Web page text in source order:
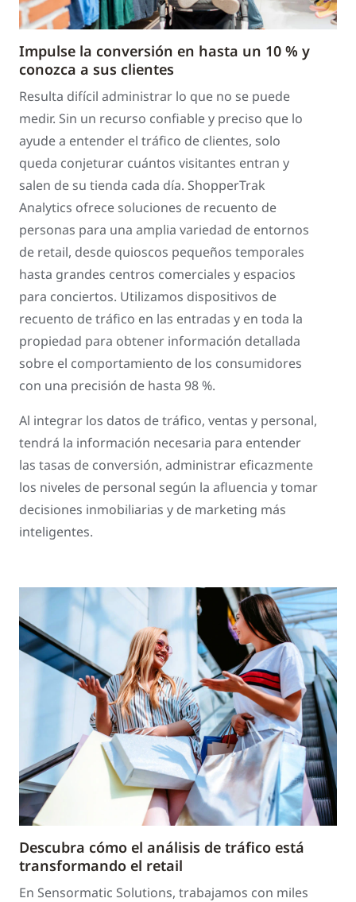
Impulse la conversión en hasta un 10 % y
conozca a sus clientes
Resulta difícil administrar lo que no se puede
medir. Sin un recurso confiable y preciso que lo
ayude a entender el tráfico de clientes, solo
queda conjeturar cuántos visitantes entran y
salen de su tienda cada día. ShopperTrak
Analytics ofrece soluciones de recuento de
personas para una amplia variedad de entornos
de retail, desde quioscos pequeños temporales
hasta grandes centros comerciales y espacios
para conciertos. Utilizamos dispositivos de
recuento de tráfico en las entradas y en toda la
propiedad para obtener información detallada
sobre el comportamiento de los consumidores
con una precisión de hasta 98 %.
Al integrar los datos de tráfico, ventas y personal,
tendrá la información necesaria para entender
las tasas de conversión, administrar eficazmente
los niveles de personal según la afluencia y tomar
decisiones inmobiliarias y de marketing más
inteligentes.
Descubra cómo el análisis de tráfico está
transformando el retail
En Sensormatic Solutions, trabajamos con miles